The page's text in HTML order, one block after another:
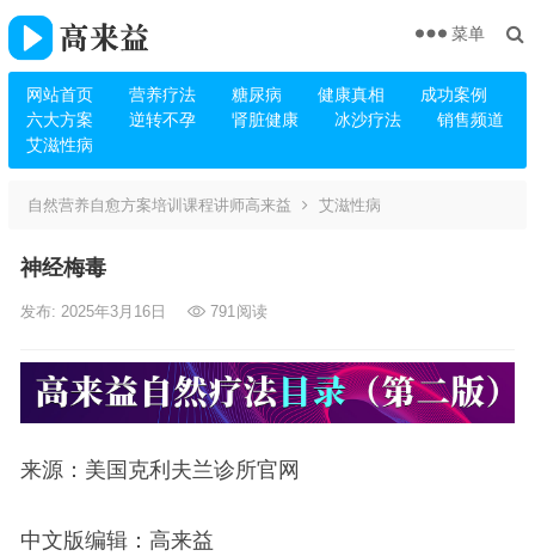
网站首页 营养疗法 糖尿病 健康真相
成功案例
六大方案
逆转不孕 肾脏健康 冰沙疗法
销售频道
艾滋性病
菜单
自然营养自愈方案培训课程讲师高来益 艾滋性病
神经梅毒
发布: 2025年3月16日 791阅读
来源：美国克利夫兰诊所官网
中文版编辑：高来益